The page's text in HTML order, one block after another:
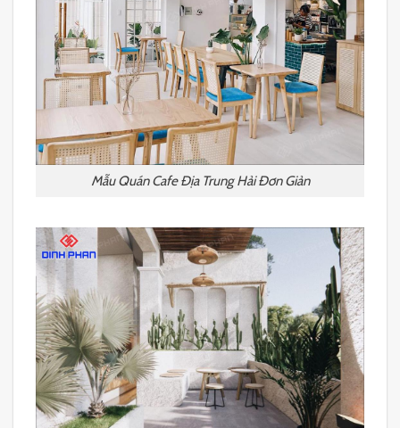
Mẫu Quán Cafe Địa Trung Hải Đơn Giản